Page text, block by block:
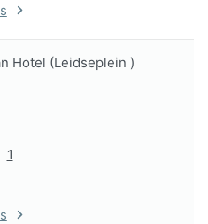
Hotel (Leidseplein )
1